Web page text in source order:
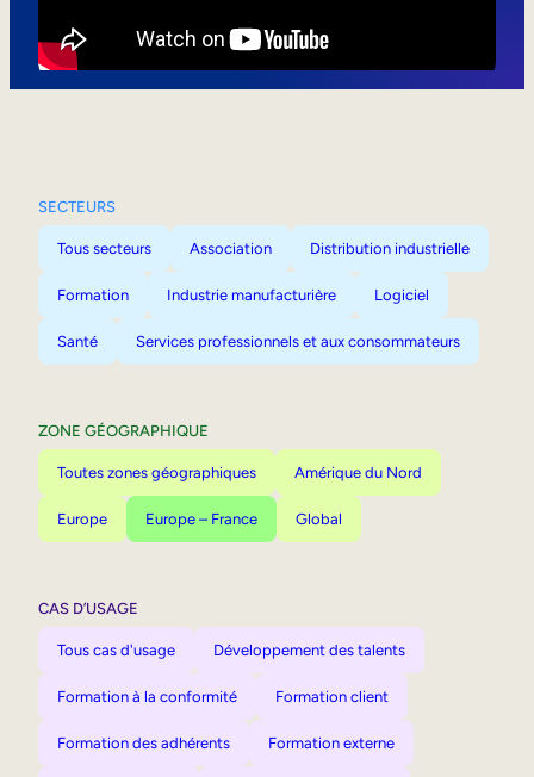
SECTEURS
Tous secteurs Association Distribution industrielle
Formation Industrie manufacturière Logiciel
Santé Services professionnels et aux consommateurs
ZONE GÉOGRAPHIQUE
Toutes zones géographiques Amérique du Nord
Europe Europe – France Global
CAS D’USAGE
Tous cas d'usage Développement des talents
Formation à la conformité Formation client
Formation des adhérents Formation externe